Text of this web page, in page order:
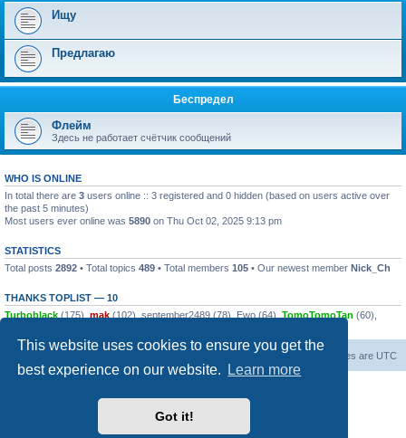
This website uses cookies to ensure you get the
best experience on our website.
Learn more
Got it!
Ищу
Предлагаю
Беспредел
Флейм
Здесь не работает счётчик сообщений
WHO IS ONLINE
In total there are 3 users online :: 3 registered and 0 hidden (based on users active over
the past 5 minutes)
Most users ever online was 5890 on Thu Oct 02, 2025 9:13 pm
STATISTICS
Total posts 2892 • Total topics 489 • Total members 105 • Our newest member Nick_Ch
THANKS TOPLIST — 10
Turboblack (175), mak (102), september2489 (78), Ewo (64), TomoTomoTan (60),
All times are UTC
Contact us
· All rights reserved